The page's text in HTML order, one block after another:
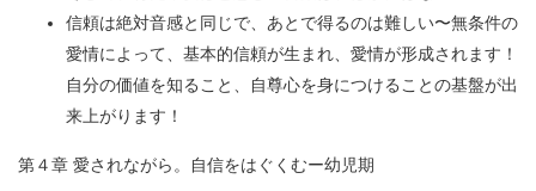
信頼は絶対音感と同じで、あとで得るのは難しい〜無条件の
愛情によって、基本的信頼が生まれ、愛情が形成されます！
自分の価値を知ること、自尊心を身につけることの基盤が出
来上がります！
第４章 愛されながら。自信をはぐくむー幼児期